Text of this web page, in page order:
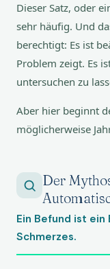
Dieser Satz, oder
sehr häufig. Und
berechtigt: Es ist
Problem zeigt. Es
untersuchen zu
Aber hier beginnt
möglicherweise
Der
Ein Befund ist ein
Schmerzes.